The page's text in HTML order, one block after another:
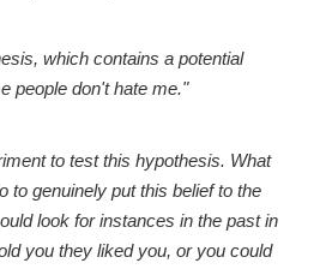
which contains a potential
people don't hate me."
to test this hypothesis. What
to genuinely put this belief to the
look for instances in the past in
you they liked you, or you could